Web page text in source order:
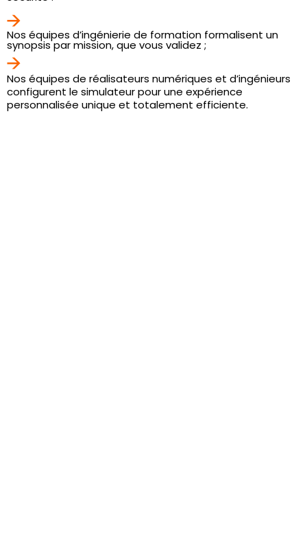
Nos équipes d’ingénierie de formation formalisent un
synopsis par mission, que vous validez ;
Nos équipes de réalisateurs numériques et d’ingénieurs
configurent le simulateur pour une expérience
personnalisée unique et totalement efficiente.